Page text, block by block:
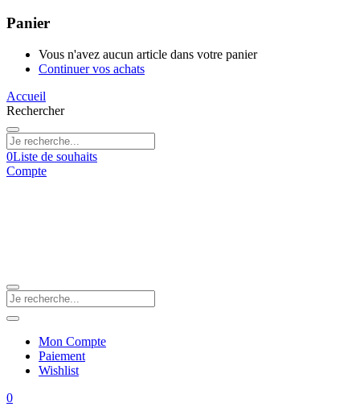
Panier
Vous n'avez aucun article dans votre panier
Continuer vos achats
Accueil
Rechercher
0Liste de souhaits
Compte
Mon Compte
Paiement
Wishlist
0